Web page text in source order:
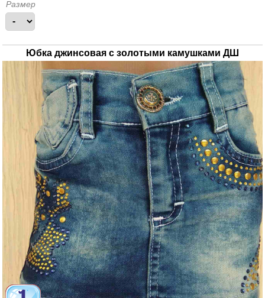
Размер
Юбка джинсовая с золотыми камушками ДШ